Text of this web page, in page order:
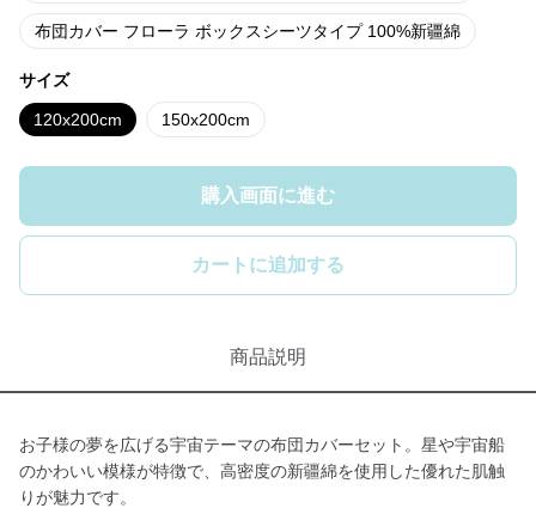
布団カバー フローラ ボックスシーツタイプ 100%新疆綿
サイズ
120x200cm 150x200cm
購入画面に進む
カートに追加する
商品説明
お子様の夢を広げる宇宙テーマの布団カバーセット。星や宇宙船
のかわいい模様が特徴で、高密度の新疆綿を使用した優れた肌触
りが魅力です。